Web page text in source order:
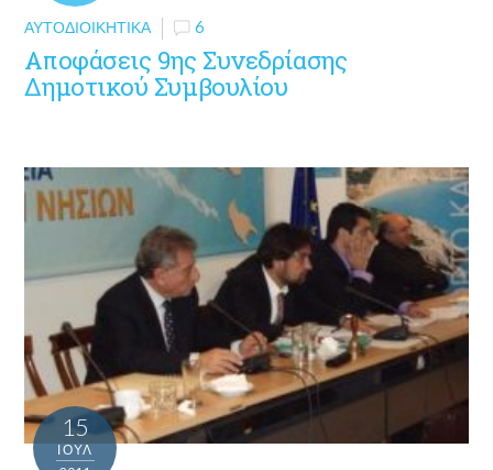
ΑΥΤΟΔΙΟΙΚΗΤΙΚΆ 6
Αποφάσεις 9ης Συνεδρίασης
Δημοτικού Συμβουλίου
15
ΙΟΎΛ